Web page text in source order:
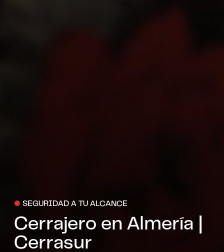
● SEGURIDAD A TU ALCANCE
Cerrajero en Almería |
Cerrasur